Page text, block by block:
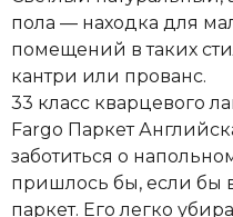
пола — находка для
помещений в таких
кантри или прованс.
33 класс кварцевого
Fargo Паркет
заботиться о
пришлось бы, если бы
паркет. Его легко